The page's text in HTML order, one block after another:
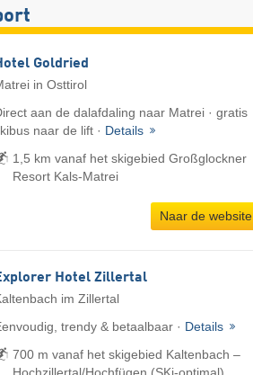
Goldried
in Osttirol
aan de dalafdaling naar Matrei · gratis
naar de lift · Details
1,5 km vanaf het skigebied Großglockner
Resort Kals-Matrei
Naar de website
Hotel Zillertal
im Zillertal
trendy & betaalbaar · Details
700 m vanaf het skigebied Kaltenbach –